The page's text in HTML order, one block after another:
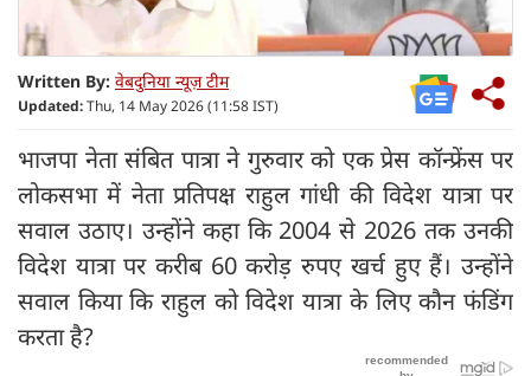
Written By: वेबदुनिया न्यूज़ टीम
Updated:Thu, 14 May 2026 (11:58 IST)
भाजपा नेता संबित पात्रा ने गुरुवार को एक प्रेस कॉन्फ्रेंस पर
लोकसभा में नेता प्रतिपक्ष राहुल गांधी की विदेश यात्रा पर
सवाल उठाए। उन्होंने कहा कि 2004 से 2026 तक उनकी
विदेश यात्रा पर करीब 60 करोड़ रुपए खर्च हुए हैं। उन्होंने
सवाल किया कि राहुल को विदेश यात्रा के लिए कौन फंडिंग
करता है?